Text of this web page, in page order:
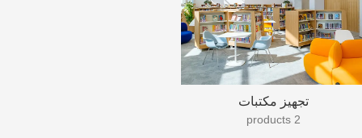
تجهيز مكتبات
2 products